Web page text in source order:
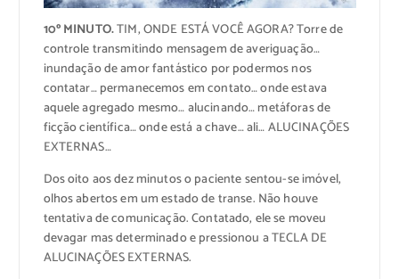
10º MINUTO.TIM, ONDE ESTÁ VOCÊ AGORA? Torre de
controle transmitindo mensagem de averiguação…
inundação de amor fantástico por podermos nos
contatar… permanecemos em contato… onde estava
aquele agregado mesmo… alucinando… metáforas de
ficção científica… onde está a chave… ali… ALUCINAÇÕES
EXTERNAS…
Dos oito aos dez minutos o paciente sentou-se imóvel,
olhos abertos em um estado de transe. Não houve
tentativa de comunicação. Contatado, ele se moveu
devagar mas determinado e pressionou a TECLA DE
ALUCINAÇÕES EXTERNAS.